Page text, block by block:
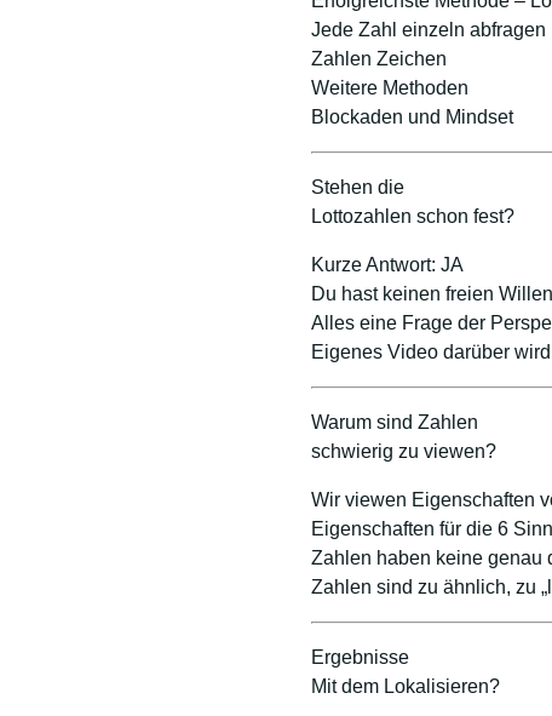
Jede Zahl einzeln abfragen
Zahlen Zeichen
Weitere Methoden
Blockaden und Mindset
Stehen die
Lottozahlen schon fest?
Kurze Antwort: JA
Du hast keinen freien
Alles eine Frage der
Eigenes Video darüber
Warum sind Zahlen
schwierig zu viewen?
Wir viewen Eigenschaften
Eigenschaften für die 6
Zahlen haben keine genau
Zahlen sind zu ähnlich, zu
Ergebnisse
Mit dem Lokalisieren?